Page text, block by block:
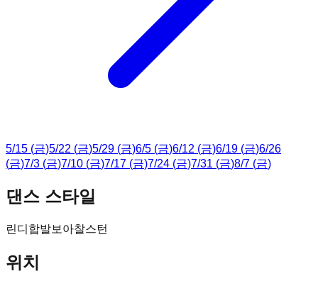
5/15 (금)5/22 (금)5/29 (금)6/5 (금)6/12 (금)6/19 (금)6/26
(금)7/3 (금)7/10 (금)7/17 (금)7/24 (금)7/31 (금)8/7 (금)
댄스 스타일
린디합발보아찰스턴
위치